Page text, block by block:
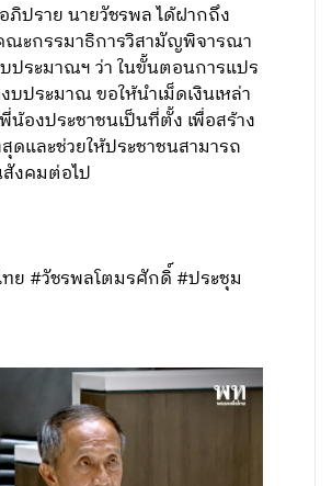
ปราย นายวัชรพล ได้ฝากถึง
ณะกรรมาธิการวิสามัญพิจารณา
ประมาณฯ ว่า ในขั้นตอนการแปร
ประมาณ ขอให้นำเม็ดเงินเหล่า
องประชาชนเป็นที่ตั้ง เพื่อสร้าง
ดและช่วยให้ประชาชนสามารถ
งคมต่อไป
ย #วัชรพลโตมรศักดิ์ #ประชุม